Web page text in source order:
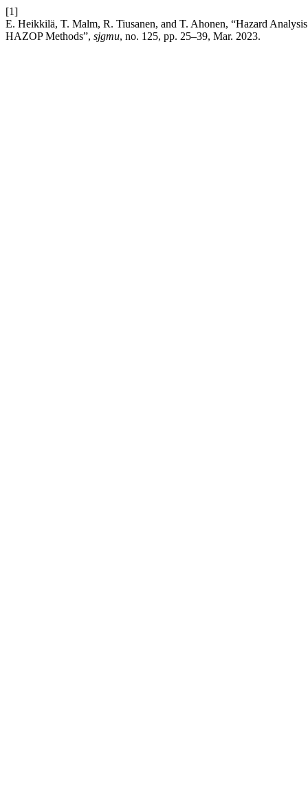
[1]
E. Heikkilä, T. Malm, R. Tiusanen, and T. Ahonen, “Hazard
HAZOP Methods”, sjgmu, no. 125, pp. 25–39, Mar. 2023.